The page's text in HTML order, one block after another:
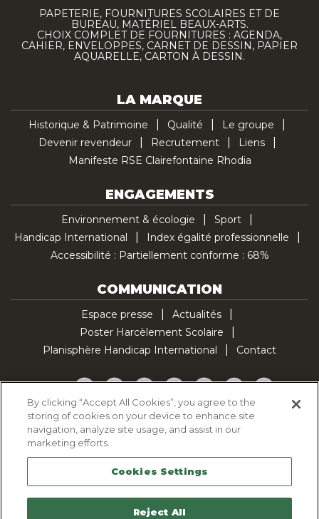
PAPETERIE, FOURNITURES SCOLAIRES ET DE
BUREAU, MATÉRIEL BEAUX-ARTS.
CHOIX COMPLET DE FOURNITURES : AGENDA,
CAHIER, ENVELOPPES, CARNET DE DESSIN, PAPIER
AQUARELLE, CARTON À DESSIN.
LA MARQUE
Historique & Patrimoine Qualité
Le groupe
Devenir revendeur
Recrutement
Liens
Manifeste RSE Clairefontaine Rhodia
ENGAGEMENTS
Environnement & écologie
Sport
Handicap International
Index égalité professionnelle
Accessibilité : Partiellement conforme : 68%
COMMUNICATION
Espace presse
Actualités
Poster Harcèlement Scolaire
Planisphère Handicap International
Contact
Facebook
TwitterYouTubePinterestInstagramLinkedInTikTok
Politique d'utilisation des cookies
Politique de confidentialité
Mentions légales
Plan du site
Contactez-nous
By clicking “Accept All Cookies”, you agree to the
storing of cookies on your device to enhance site
navigation, analyze site usage, and assist in our
marketing efforts.
Cookies Settings
Reject All